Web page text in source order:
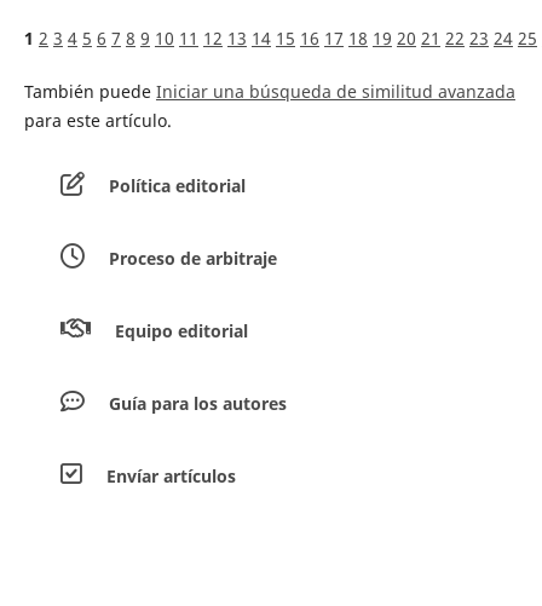
1 2 3 4 5 6 7 8 9 10 11 12 13 14 15 16 17 18 19 20 21 22 23 24 25
También puede Iniciar una búsqueda de similitud avanzada
para este artículo.
Política editorial
Proceso de arbitraje
Equipo editorial
Guía para los autores
Envíar artículos